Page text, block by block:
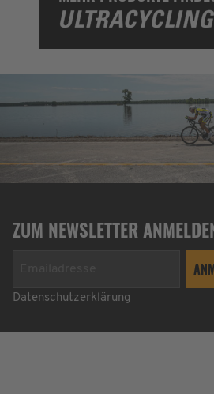
ZUM NEWSLETTER
Datenschutzerklärung